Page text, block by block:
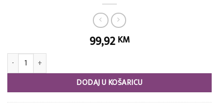
99,92 KM
Ručka ST Easy Wash količina
DODAJ U KOŠARICU